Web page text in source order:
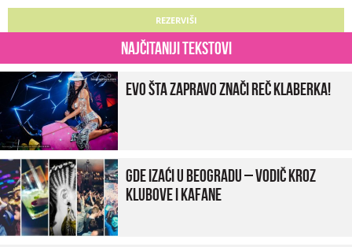
Najčitaniji tekstovi
Evo šta zapravo znači reč klaberka!
Gde izaći u Beogradu – vodič kroz
klubove i kafane